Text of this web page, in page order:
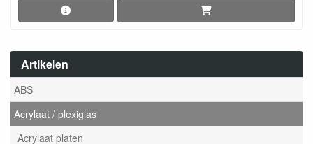
Artikelen
ABS
Acrylaat / plexiglas
Acrylaat platen